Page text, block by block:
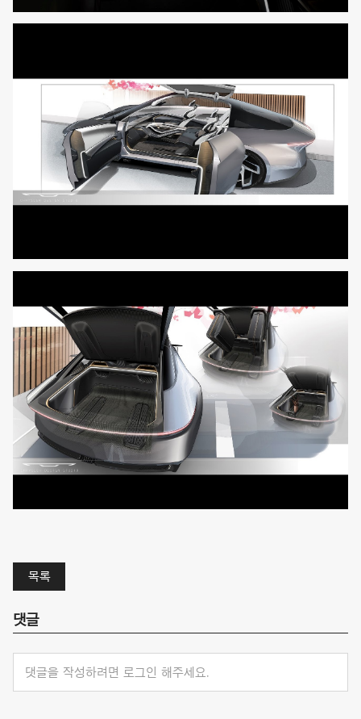
목록
댓글
댓글을 작성하려면 로그인 해주세요.